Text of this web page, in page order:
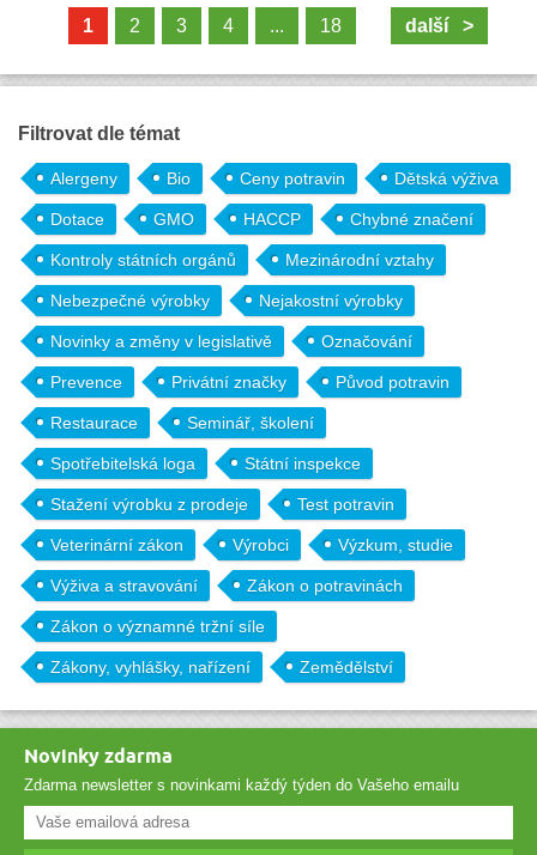
1 2 3 4 ... 18 další >
Filtrovat dle témat
Alergeny Bio Ceny potravin Dětská výživa
Dotace GMO HACCP Chybné značení
Kontroly státních orgánů Mezinárodní vztahy
Nebezpečné výrobky Nejakostní výrobky
Novinky a změny v legislativě Označování
Prevence Privátní značky Původ potravin
Restaurace Seminář, školení
Spotřebitelská loga Státní inspekce
Stažení výrobku z prodeje Test potravin
Veterinární zákon Výrobci Výzkum, studie
Výživa a stravování Zákon o potravinách
Zákon o významné tržní síle
Zákony, vyhlášky, nařízení Zemědělství
Novinky zdarma
Zdarma newsletter s novinkami každý týden do Vašeho emailu